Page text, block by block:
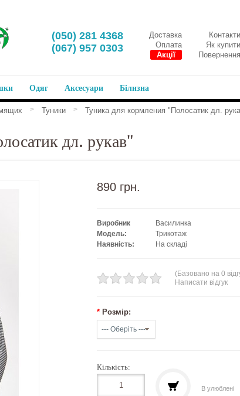
Контакти
Доставка
Як купити
Оплата
Повернення
Акції
‎(050) 281 4368
‎(067) 957 0303
Одяг Аксесуари Білизна
> Туники > Туника для кормления "Полосатик дл.
дл. рукав"
890 грн.
Виробник
Василинка
Модель:
Трикотаж
Наявність:
На складі
(Базовано на 0
Написати відгук
* Розмір:
Кількість:
В улюблені